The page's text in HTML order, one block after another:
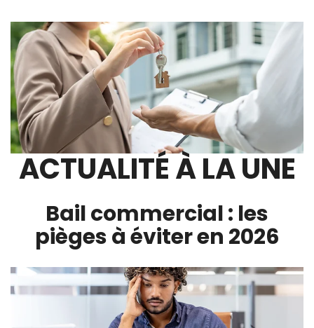
ACTUALITÉ À LA UNE
Bail commercial : les
pièges à éviter en 2026